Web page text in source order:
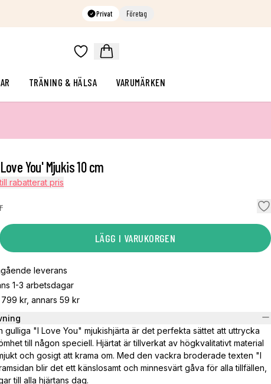
Privat Företag
TRÄNING & HÄLSA VARUMÄRKEN
You' Mjukis 10 cm
rabatterat pris
LÄGG I VARUKORGEN
leverans
1-3 arbetsdagar
kr, annars 59 kr
gulliga "I Love You" mjukishjärta är det perfekta sättet att uttrycka
till någon speciell. Hjärtat är tillverkat av högkvalitativt material
och gosigt att krama om. Med den vackra broderade texten "I
blir det ett känslosamt och minnesvärt gåva för alla tillfällen,
till alla hjärtans dag.